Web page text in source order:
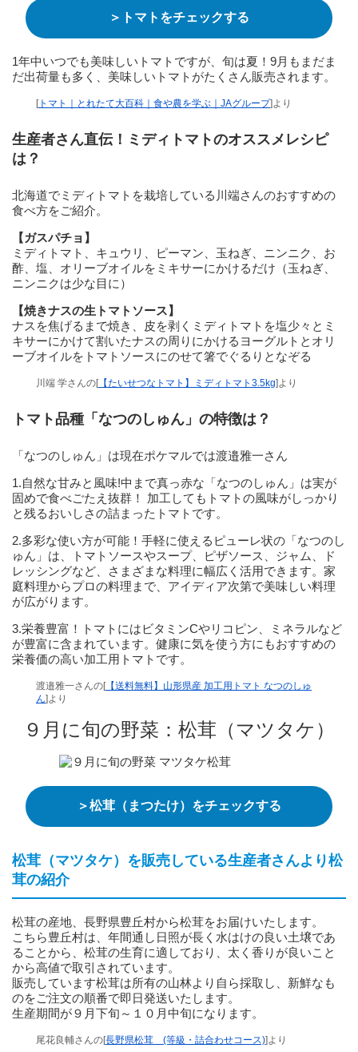
＞トマトをチェックする
1年中いつでも美味しいトマトですが、旬は夏！9月もまだま
だ出荷量も多く、美味しいトマトがたくさん販売されます。
[トマト｜とれたて大百科｜食や農を学ぶ｜JAグループ]より
生産者さん直伝！ミディトマトのオススメレシピ
は？
北海道でミディトマトを栽培している川端さんのおすすめの
食べ方をご紹介。
【ガスパチョ】
ミディトマト、キュウリ、ピーマン、玉ねぎ、ニンニク、お
酢、塩、オリーブオイルをミキサーにかけるだけ（玉ねぎ、
ニンニクは少な目に）
【焼きナスの生トマトソース】
ナスを焦げるまで焼き、皮を剥くミディトマトを塩少々とミ
キサーにかけて割いたナスの周りにかけるヨーグルトとオリ
ーブオイルをトマトソースにのせて箸でぐるりとなぞる
川端 学さんの[【たいせつなトマト】ミディトマト3.5kg]より
トマト品種「なつのしゅん」の特徴は？
「なつのしゅん」は現在ポケマルでは渡邉雅一さん
1.自然な甘みと風味!中まで真っ赤な「なつのしゅん」は実が
固めで食べごたえ抜群！ 加工してもトマトの風味がしっかり
と残るおいしさの詰まったトマトです。
2.多彩な使い方が可能！手軽に使えるピューレ状の「なつのし
ゅん」は、トマトソースやスープ、ピザソース、ジャム、ド
レッシングなど、さまざまな料理に幅広く活用できます。家
庭料理からプロの料理まで、アイディア次第で美味しい料理
が広がります。
3.栄養豊富！トマトにはビタミンCやリコピン、ミネラルなど
が豊富に含まれています。健康に気を使う方にもおすすめの
栄養価の高い加工用トマトです。
渡邉雅一さんの[【送料無料】山形県産 加工用トマト なつのしゅ
ん]より
９月に旬の野菜：松茸（マツタケ）
＞松茸（まつたけ）をチェックする
松茸（マツタケ）を販売している生産者さんより松
茸の紹介
松茸の産地、長野県豊丘村から松茸をお届けいたします。
こちら豊丘村は、年間通し日照が長く水はけの良い土壌であ
ることから、松茸の生育に適しており、太く香りが良いこと
から高値で取引されています。
販売しています松茸は所有の山林より自ら採取し、新鮮なも
のをご注文の順番で即日発送いたします。
生産期間が９月下旬～１０月中旬になります。
尾花良輔さんの[長野県松茸 (等級・詰合わせコース)]より